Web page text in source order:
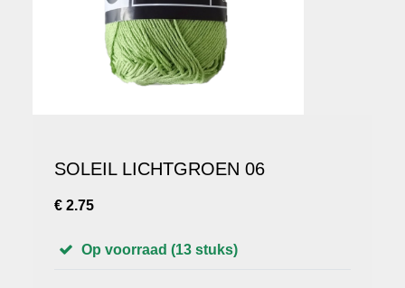
SOLEIL LICHTGROEN 06
€ 2.75
Op voorraad (13 stuks)